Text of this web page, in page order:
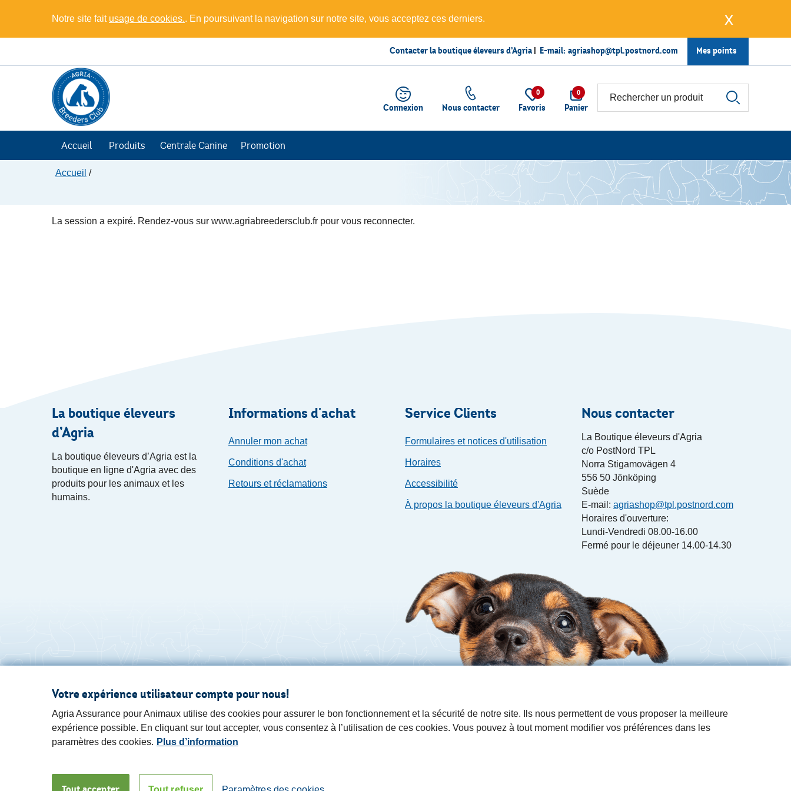
Notre site fait usage de cookies.. En poursuivant la navigation sur notre site, vous acceptez ces derniers. x
Mes points
Contacter la boutique éleveurs d’Agria | E-mail: agriashop@tpl.postnord.com
Connexion Nous contacter
0
Favoris
0
Panier
Accueil Produits Centrale Canine Promotion
Accueil /
La session a expiré. Rendez-vous sur www.agriabreedersclub.fr pour vous reconnecter.
La boutique éleveurs
d’Agria
La boutique éleveurs d’Agria est la
boutique en ligne d'Agria avec des
produits pour les animaux et les
humains.
Informations d'achat
Annuler mon achat
Conditions d'achat
Retours et réclamations
Service Clients
Formulaires et notices d'utilisation
Horaires
Accessibilité
À propos la boutique éleveurs d'Agria
Nous contacter
La Boutique éleveurs d'Agria
c/o PostNord TPL
Norra Stigamovägen 4
556 50 Jönköping
Suède
E-mail: agriashop@tpl.postnord.com
Horaires d'ouverture:
Lundi-Vendredi 08.00-16.00
Fermé pour le déjeuner 14.00-14.30
Votre expérience utilisateur compte pour nous!
Agria Assurance pour Animaux utilise des cookies pour assurer le bon fonctionnement et la sécurité de notre site. Ils nous permettent de vous proposer la meilleure
expérience possible. En cliquant sur tout accepter, vous consentez à l’utilisation de ces cookies. Vous pouvez à tout moment modifier vos préférences dans les
paramètres des cookies. Plus d’information